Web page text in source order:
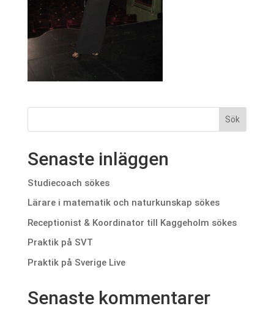
Senaste inläggen
Studiecoach sökes
Lärare i matematik och naturkunskap sökes
Receptionist & Koordinator till Kaggeholm sökes
Praktik på SVT
Praktik på Sverige Live
Senaste kommentarer